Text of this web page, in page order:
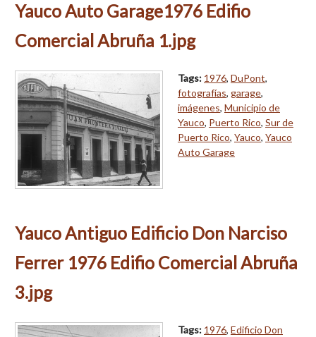
Yauco Auto Garage1976 Edifio
Comercial Abruña 1.jpg
Tags: 1976, DuPont,
fotografías, garage,
imágenes, Municipio de
Yauco, Puerto Rico, Sur de
Puerto Rico, Yauco, Yauco
Auto Garage
Yauco Antiguo Edificio Don Narciso
Ferrer 1976 Edifio Comercial Abruña
3.jpg
Tags: 1976, Edificio Don